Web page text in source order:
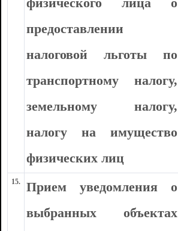
физического лица о
предоставлении
налоговой льготы по
транспортному налогу,
земельному налогу,
налогу на имущество
физических лиц
15.
Прием уведомления о
выбранных объектах